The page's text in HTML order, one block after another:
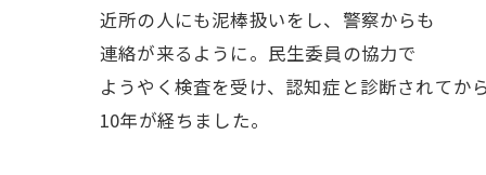
近所の人にも泥棒扱いをし、警察からも
連絡が来るように。民生委員の協力で
ようやく検査を受け、認知症と診断されてから
10年が経ちました。